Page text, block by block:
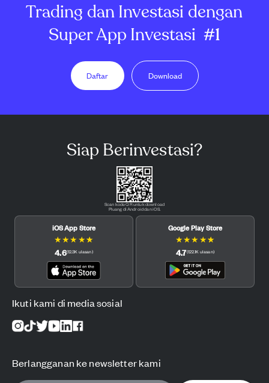
Trading dan Investasi dengan
Super App Investasi #1
Daftar Download
Siap Berinvestasi?
Scan kode QR untuk download
Pluang di Android dan iOS.
iOS App Store
★★★ ★★
4.6(12.3K ulasan)
Google Play Store
★★★ ★★
4.7(122.1K ulasan)
Ikuti kami di media sosial
Berlangganan ke newsletter kami